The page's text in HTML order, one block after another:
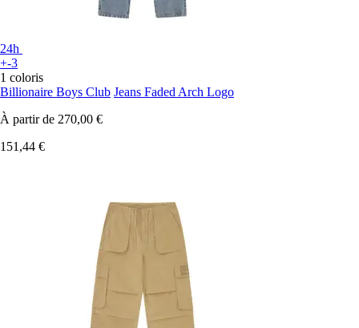
24h
+-3
1 coloris
Billionaire Boys Club Jeans Faded Arch Logo
À partir de 270,00 €
151,44 €